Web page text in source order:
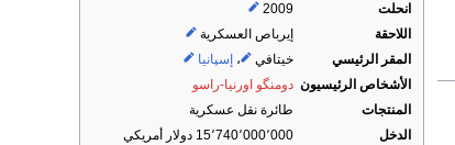
انحلت
2009
اللاحقة
إيرباص العسكرية
المقر الرئيسي
خيتافي ، إسپانيا
الأشخاص الرئيسيون دومنگو اورنيا-راسو
المنتجات
طائرة نقل عسكرية
الدخل
15٬740٬000٬000 دولار أمريكي